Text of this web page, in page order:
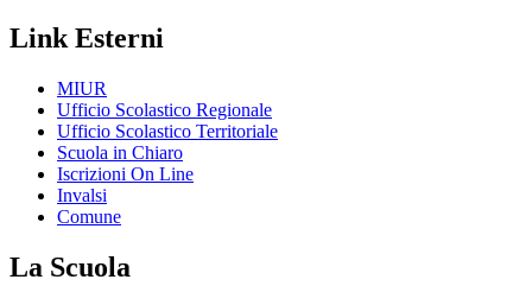
Link Esterni
MIUR
Ufficio Scolastico Regionale
Ufficio Scolastico Territoriale
Scuola in Chiaro
Iscrizioni On Line
Invalsi
Comune
La Scuola